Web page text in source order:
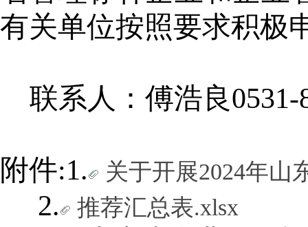
有关单位按照要求积极
联系人：傅浩良0531-
附件:1. 关于开展2024年山
2. 推荐汇总表.xlsx